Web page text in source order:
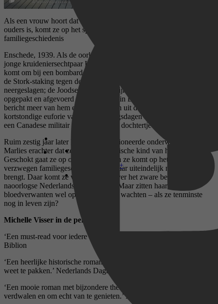
Disney+
Als een vrouw hoort dat ze niet het biologische kind van haar
ouders is, komt ze op het spoor van een verzwegen
familiegeschiedenis
Enschede, 1939. Als de oorlog uitbreekt, verandert alles voor het
jonge kruideniersechtpaar Herman en Anna. Anna’s jongste broertje
komt om bij een bombardement; haar andere broer is betrokken bij
de Stork-staking tegen de Arbeitseinsatz, die bloedig wordt
neergeslagen; de Joodse buren verdwijnen. Dan wordt Herman
opgepakt en afgevoerd om te werken in Duitsland. Anna krijgt geen
bericht meer van hem en ze gaat ervan uit dat hij dood is. In de
kortstondige euforie van de bevrijdingsdagen raakt ze zwanger van
een Canadese militair en er wordt een dochtertje geboren.
Ruim zestig jaar later komt de gepensioneerde onderwijzeres
Marlies erachter dat ze niet het biologische kind van haar ouders is.
Geschokt gaat ze op onderzoek uit, en ze komt op het spoor van een
verzwegen familiegeschiedenis, die haar uiteindelijk naar Australië
brengt. Daar komt ze veel te weten over het zware bestaan van de
naoorlogse Nederlandse emigranten. Maar zitten haar
bloedverwanten wel op haar komst te wachten – als ze tenminste
nog in leven zijn?
Michelle Visser in de pers
‘Een must-read voor iedere liefhebber van historisch proza.’ NBD
Biblion
‘Een heerlijke historische roman, die de aandacht van de lezer direct
weet te pakken.’ Nederlands Dagblad
‘Een mooie roman met bijzondere thema’s om heerlijk in te
verdwalen en om echt van te genieten.’ Hebban.nl